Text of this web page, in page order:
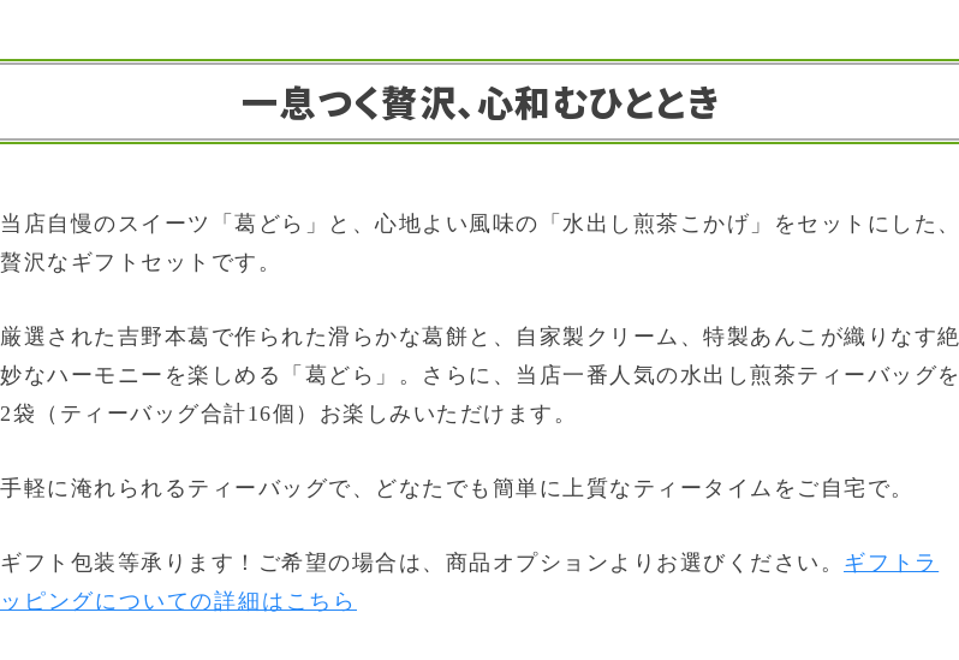
一息つく贅沢、心和むひととき
当店自慢のスイーツ「葛どら」と、心地よい風味の「水出し煎茶こかげ」をセットにした、
贅沢なギフトセットです。
厳選された吉野本葛で作られた滑らかな葛餅と、自家製クリーム、特製あんこが織りなす絶
妙なハーモニーを楽しめる「葛どら」。さらに、当店一番人気の水出し煎茶ティーバッグを
2袋（ティーバッグ合計16個）お楽しみいただけます。
手軽に淹れられるティーバッグで、どなたでも簡単に上質なティータイムをご自宅で。
ギフト包装等承ります！ご希望の場合は、商品オプションよりお選びください。 ギフトラ
ッピングについての詳細はこちら